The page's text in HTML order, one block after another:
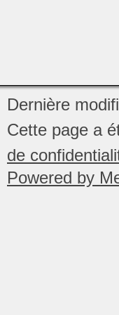
Dernière
Cette page a
de
Powered by